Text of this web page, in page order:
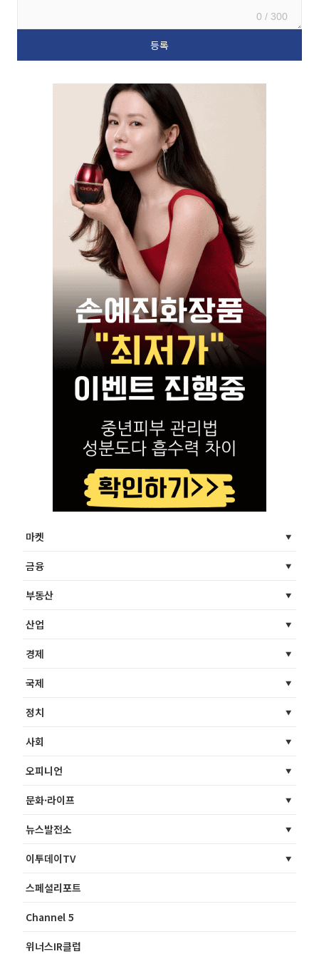
0 / 300
마켓
금융
부동산
산업
경제
국제
정치
사회
오피니언
문화·라이프
뉴스발전소
이투데이TV
스페셜리포트
Channel 5
위너스IR클럽